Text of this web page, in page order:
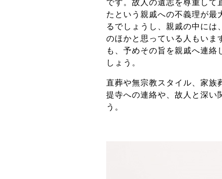
です。故人の遺志を尊重して
たという親戚への不義理が最
るでしょうし、親戚の中には
のほかと思っている人もいま
も、予めその旨を親戚へ連
しょう。
直葬や無宗教スタイル、家族
提寺への連絡や、故人と深い
う。